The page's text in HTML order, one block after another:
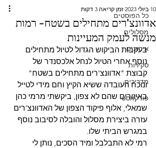
כל הפוסטים
מסלולים
אירועים
סקירות
מדריכים
פודקאסט
אדוונצ'רים מתחילים בשטח- רמות
מנשה לעמק המעיינות
10 ביולי 2023 זמן קריאה 3 דקות
בעקבות הביקוש הגדול לטיול מתחילים
נוסף אחרי הטיול לנחל אלכסנדר של
קבוצת "אדוונצ'רים מתחילים בשטח"
ונוכח העובדה ששיא הקיץ וחם מידי לטייל
באיזורים שהם לא צפון, ביקשתי מרמי כהן
שמאלי, אלוף פיקוד הצפון של האדוונצ'רים
עזרה ביצירת מסלול והובלה לסיבוב נוסף
במגרש הביתי שלו.
רמי לא התבלבל ומיד הסכים, נותן לי